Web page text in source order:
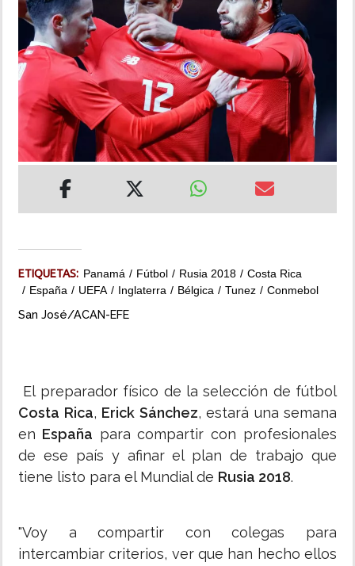
MUNDO
INSÓLITAS
MULTIMEDIA
IMPRESO
ETIQUETAS: Panamá Fútbol Rusia 2018
Costa Rica
España
UEFA Inglaterra Bélgica Tunez Conmebol
San José/ACAN-EFE
El preparador físico de la selección de fútbol
Costa Rica, Erick Sánchez, estará una semana
en España para compartir con profesionales
de ese país y afinar el plan de trabajo que
tiene listo para el Mundial de Rusia 2018.
"Voy a compartir con colegas para
intercambiar criterios, ver que han hecho ellos